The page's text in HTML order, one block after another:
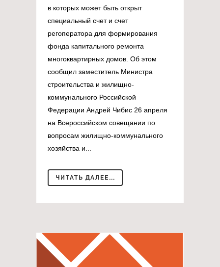
в которых может быть открыт
специальный счет и счет
регоператора для формирования
фонда капитального ремонта
многоквартирных домов. Об этом
сообщил заместитель Министра
строительства и жилищно-
коммунального Российской
Федерации Андрей Чибис 26 апреля
на Всероссийском совещании по
вопросам жилищно-коммунального
хозяйства и...
ЧИТАТЬ ДАЛЕЕ...